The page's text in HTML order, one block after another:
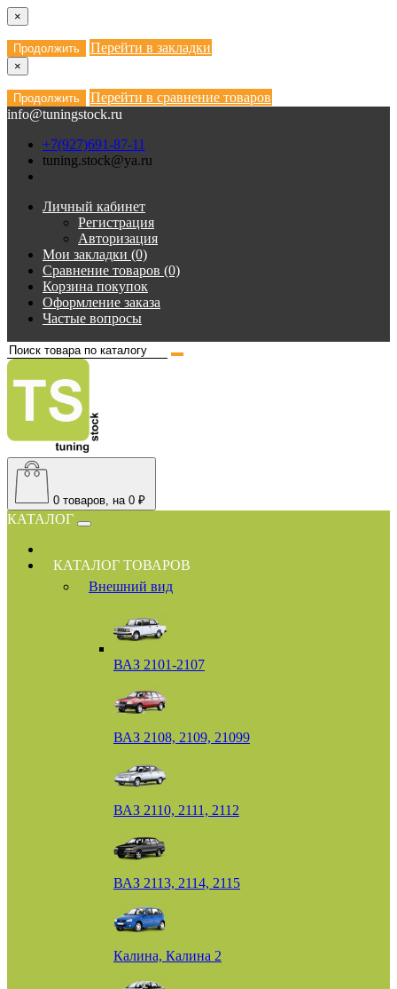
×
Продолжить Перейти в закладки
×
Продолжить
Перейти в сравнение товаров
info@tuningstock.ru
+7(927)691-87-11
tuning.stock@ya.ru
Личный кабинет
Регистрация
Авторизация
Мои закладки (0)
Сравнение товаров (0)
Корзина покупок
Оформление заказа
Частые вопросы
0 товаров, на 0 ₽
КАТАЛОГ
КАТАЛОГ ТОВАРОВ
Внешний вид
ВАЗ 2101-2107
ВАЗ 2108, 2109, 21099
ВАЗ 2110, 2111, 2112
ВАЗ 2113, 2114, 2115
Калина, Калина 2